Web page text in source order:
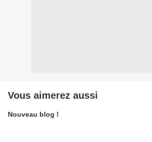
Vous aimerez aussi
Nouveau blog !